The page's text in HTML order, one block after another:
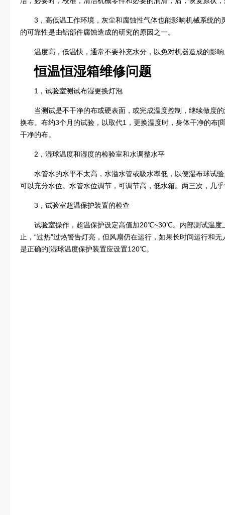
3，高低温工作环境，灰尘和腐蚀性气体也能影响机械系统
的可靠性是由铝部件腐蚀造成的研究的原因之一。
温度高，低温快，通常不要补充水分，以免对机器造成的影
恒温恒湿箱维修问题
1，试验室测试布湿更换灯泡
当测试是不干净的布或硬表面，或完成温度控制，继续做度
换布。布约3个月的试验，以取代1，更换温度时，身体干净的布[
干净的布。
2，湿球温度和湿度的检验室和水调整水平
水管水的水平不太高，水溢水管或吸水率低，以便湿布球试
可以充分水位。水管水位调节，可调节高，低水箱。两三次，几
3，试验室超温保护装置的检查
试验室操作，超温保护设定高值加20℃~30℃。内部测试温度
止，“过热”过热警告灯亮，但风扇仍在运行，如果长时间运行和
是正确的[湿球温度保护装置应设置120℃。